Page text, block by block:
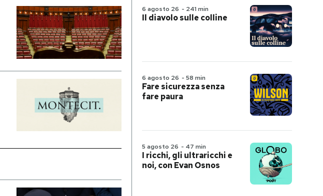
6 agosto 26 - 241 min
Il diavolo sulle colline
6 agosto 26 - 58 min
Fare sicurezza senza
fare paura
5 agosto 26 - 47 min
I ricchi, gli ultraricchi e
noi, con Evan Osnos